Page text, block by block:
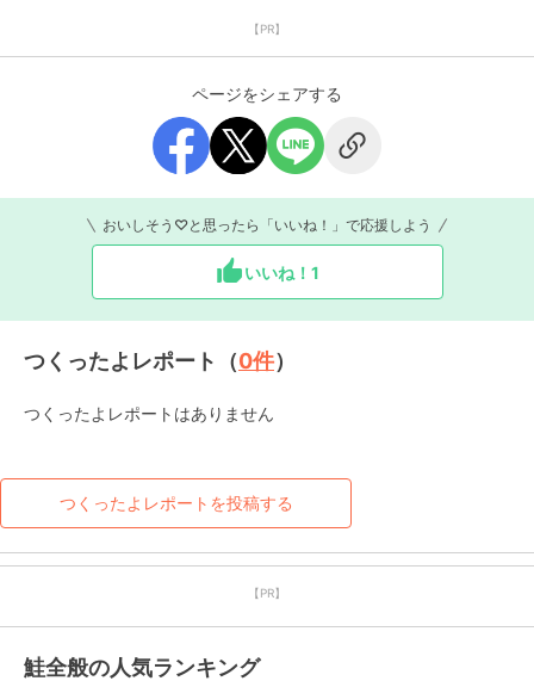
【PR】
ページをシェアする
おいしそう♡と思ったら「いいね！」で応援しよう
いいね！ 1
つくったよレポート（0件）
つくったよレポートはありません
つくったよレポートを投稿する
【PR】
鮭全般の人気ランキング